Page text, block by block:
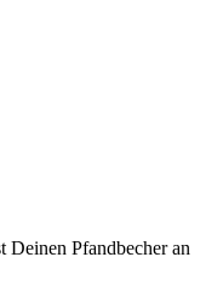
Pfandbecher an